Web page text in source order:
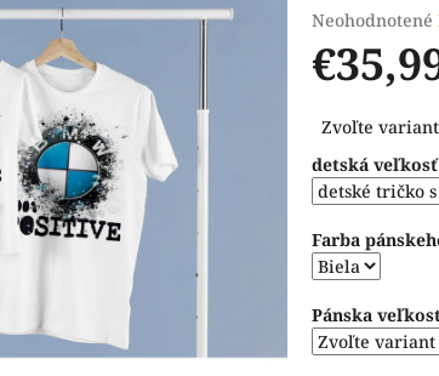
Priemerné
hodnotenie
produktu
0,0
5
hviezdičiek.
Neohodnotené
cena:
Zvoľte variant
detská veľkosť
Farba
Pánska